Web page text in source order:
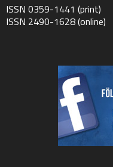
ISSN 0359-1441 (print)
ISSN 2490-1628 (online)